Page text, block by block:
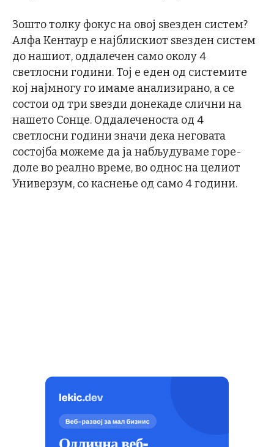
Зошто толку фокус на овој ѕвезден систем?
Алфа Кентаур е најблискиот ѕвезден систем
до нашиот, оддалечен само околу 4
светлосни години. Тој е еден од системите
кој најмногу го имаме анализирано, а се
состои од три ѕвезди донекаде слични на
нашето Сонце. Оддалеченоста од 4
светлосни години значи дека неговата
состојба можеме да ја набљудуваме горе-
доле во реално време, во однос на целиот
Универзум, со каснење од само 4 години.